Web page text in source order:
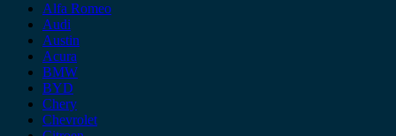
Alfa Romeo
Audi
Austin
Acura
BMW
BYD
Chery
Chevrolet